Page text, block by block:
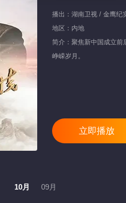
播出： 湖南卫视 / 金鹰纪
地区： 内地
简介：聚焦新中国成立前
峥嵘岁月。
立即播放
10月 09月